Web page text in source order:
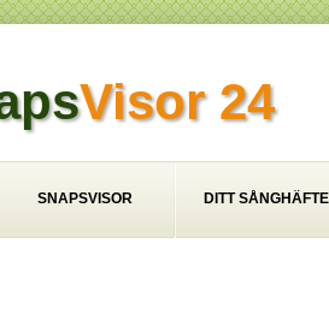
Visor 24
SNAPSVISOR DITT SÅNGHÄFTE